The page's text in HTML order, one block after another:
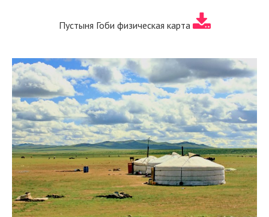
Пустыня Гоби физическая карта